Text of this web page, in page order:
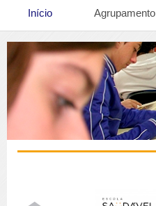
Início Agrupamento